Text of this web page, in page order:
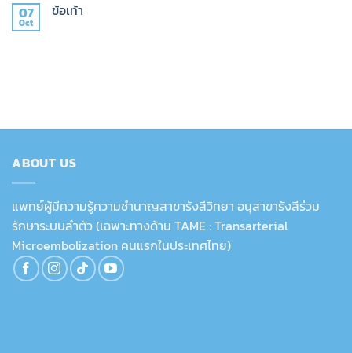
07
Oct
ข้อเท้า
ABOUT US
แพทย์ผู้มีความรู้ความชำนาญสาขารังสีวิทยา อนุสาขารังสีร่วม
รักษาระบบลำตัว (เฉพาะทางด้าน TAME : Transarterial
Microembolization คนแรกในประเทศไทย)